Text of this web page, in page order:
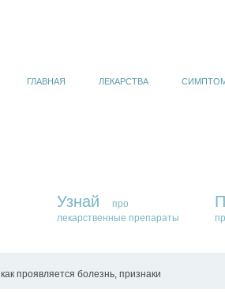
ГЛАВНАЯ ЛЕКАРСТВА
Узнай
про
лекарственные препараты
проявляется болезнь, признаки